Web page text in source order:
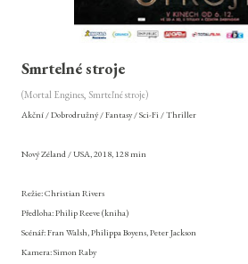
Smrtelné stroje
(Mortal Engines, Smrteľné stroje)
Akční / Dobrodružný / Fantasy / Sci-Fi / Thriller
Nový Zéland / USA, 2018, 128 min
Režie: Christian Rivers
Předloha: Philip Reeve (kniha)
Scénář: Fran Walsh, Philippa Boyens, Peter Jackson
Kamera: Simon Raby